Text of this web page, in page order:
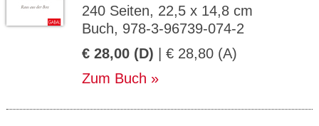
240 Seiten, 22,5 x 14,8 cm
Buch, 978-3-96739-074-2
€ 28,00 (D) | € 28,80 (A)
Zum Buch